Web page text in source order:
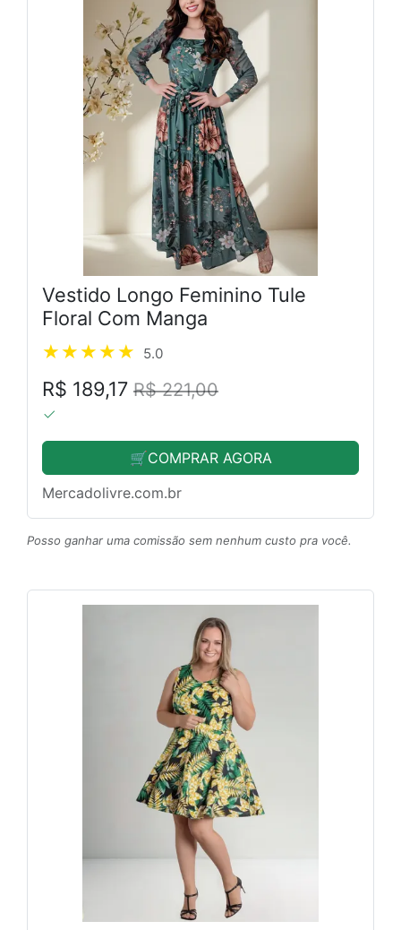
Vestido Longo Feminino Tule
Floral Com Manga
5.0
R$ 189,17 R$ 221,00
🛒COMPRAR AGORA
Mercadolivre.com.br
Posso ganhar uma comissão sem nenhum custo pra você.